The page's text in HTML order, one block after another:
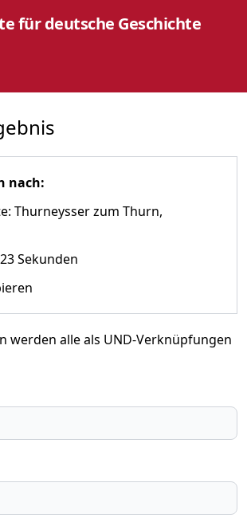
für deutsche Geschichte
nach:
Thurneysser zum Thurn,
Sekunden
werden alle als UND-Verknüpfungen